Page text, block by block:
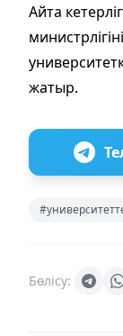
Айта
жатыр.
Бөлісу: